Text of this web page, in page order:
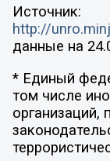
Источник:
http://
данные на
* Единый
том числе
организаций,